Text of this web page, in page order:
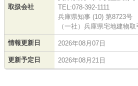
取扱会社
TEL:078-392-1111
兵庫県知事 (10) 第8723号
（一社）兵庫県宅地建物
情報更新日 2026年08月07日
更新予定日 2026年08月21日